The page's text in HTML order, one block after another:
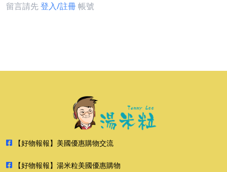
留言請先登入/註冊帳號
【好物報報】美國優惠購物交流
【好物報報】湯米粒美國優惠購物